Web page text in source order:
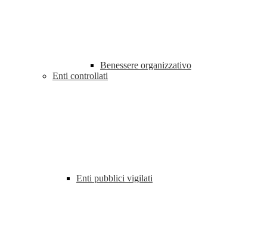
Benessere organizzativo
Enti controllati
Enti pubblici vigilati